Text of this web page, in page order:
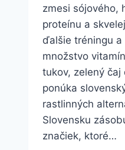
zmesi sójového,
proteínu a
ďalšie tréningu
množstvo
tukov, zelený čaj
ponúka
rastlinných
Slovensku
značiek, ktoré…